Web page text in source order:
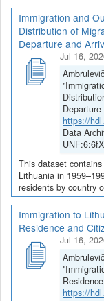
Immigration and
Distribution of
Departure and
Jul 16,
https://
Data
This dataset
Lithuania in
residents by country
Immigration to
Residence and
Jul 16,
https://